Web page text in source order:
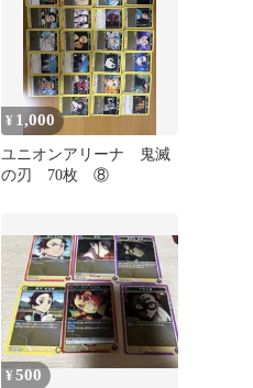
¥ 1,000
ユニオンアリーナ 鬼滅
の刃 70枚 ⑧
¥500